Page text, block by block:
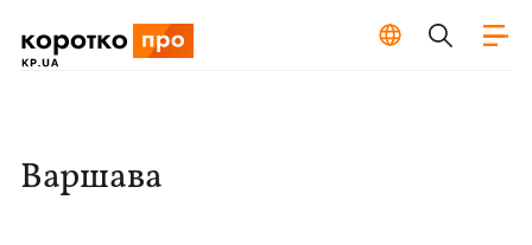
Варшава